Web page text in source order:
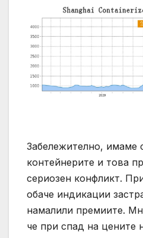
Забележително, имаме
контейнерите и това
сериозен конфликт.
обаче индикации
намалили премиите.
че при спад на цените